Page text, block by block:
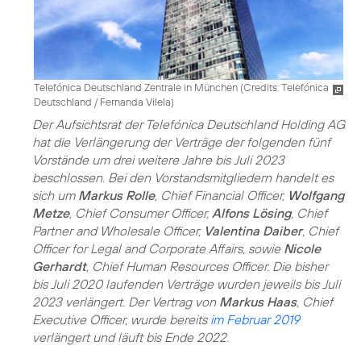
Telefónica Deutschland Zentrale in München (Credits: Telefónica
Deutschland / Fernanda Vilela)
Der Aufsichtsrat der Telefónica Deutschland Holding AG
hat die Verlängerung der Verträge der folgenden fünf
Vorstände um drei weitere Jahre bis Juli 2023
beschlossen. Bei den Vorstandsmitgliedern handelt es
sich um Markus Rolle, Chief Financial Officer, Wolfgang
Metze, Chief Consumer Officer, Alfons Lösing, Chief
Partner and Wholesale Officer, Valentina Daiber, Chief
Officer for Legal and Corporate Affairs, sowie Nicole
Gerhardt, Chief Human Resources Officer. Die bisher
bis Juli 2020 laufenden Verträge wurden jeweils bis Juli
2023 verlängert. Der Vertrag von Markus Haas, Chief
Executive Officer, wurde bereits im Februar 2019
verlängert und läuft bis Ende 2022.